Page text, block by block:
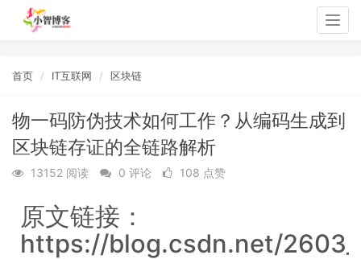
首页 IT互联网 区块链
物一码防伪技术如何工作？从编码生成到
区块链存证的全链路解析
13152 阅读 0 评论 108 点赞
原文链接：
https://blog.csdn.net/